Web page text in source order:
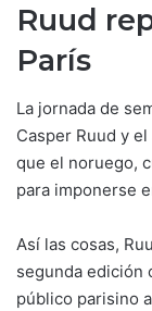
Ruud
París
La jornada de
Casper Ruud y
que el noruego,
para imponerse
Así las cosas,
segunda edición
público parisino